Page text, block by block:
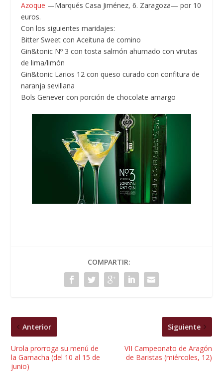
Azoque —Marqués Casa Jiménez, 6. Zaragoza— por 10
euros.
Con los siguientes maridajes:
Bitter Sweet con Aceituna de comino
Gin&tonic Nº 3 con tosta salmón ahumado con virutas
de lima/limón
Gin&tonic Larios 12 con queso curado con confitura de
naranja sevillana
Bols Genever con porción de chocolate amargo
COMPARTIR:
Anterior
Urola prorroga su menú de
la Garnacha (del 10 al 15 de
junio)
Siguiente
VII Campeonato de Aragón
de Baristas (miércoles, 12)